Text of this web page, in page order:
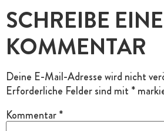
SCHREIBE
KOMMENTAR
Deine E-Mail-Adresse wird nicht
Erforderliche Felder sind mit *
Kommentar*